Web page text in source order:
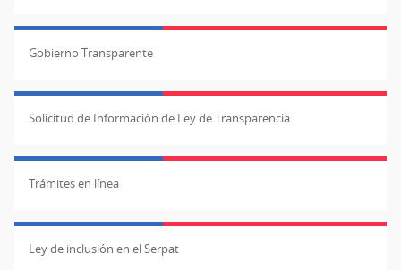
Gobierno Transparente
Solicitud de Información de Ley de Transparencia
Trámites en línea
Ley de inclusión en el Serpat